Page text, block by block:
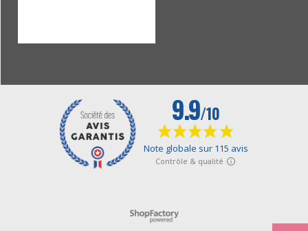
Boutique en ligne créés avec le logiciel eCommerce ShopFactory